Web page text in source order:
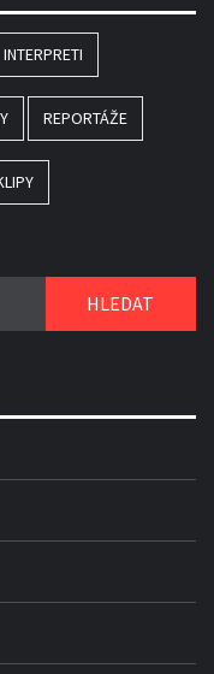
INTERPRETI
REPORTÁŽE